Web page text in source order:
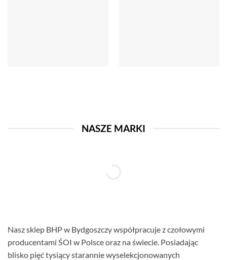
NASZE MARKI
Nasz sklep BHP w Bydgoszczy współpracuje z czołowymi
producentami ŚOI w Polsce oraz na świecie. Posiadając
blisko pięć tysiący starannie wyselekcjonowanych